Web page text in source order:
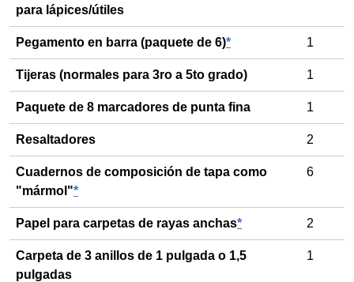
para lápices/útiles
Pegamento en barra (paquete de 6)* 1
Tijeras (normales para 3ro a 5to grado) 1
Paquete de 8 marcadores de punta fina 1
Resaltadores 2
Cuadernos de composición de tapa como
"mármol"*
6
Papel para carpetas de rayas anchas* 2
Carpeta de 3 anillos de 1 pulgada o 1,5
pulgadas
1